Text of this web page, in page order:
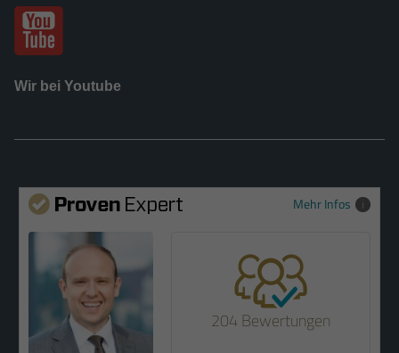
Wir bei Youtube
Mehr Infos
204 Bewertungen